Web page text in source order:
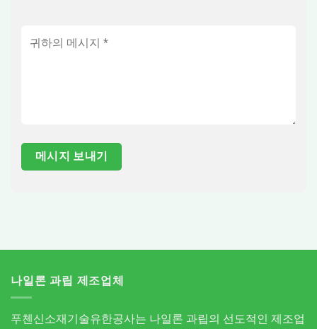
나일론 과립 제조업체
푸첸신소재기술유한공사는 나일론 과립의 선도적인 제조업